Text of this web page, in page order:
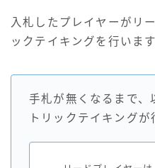
入札したプレイヤーがリ
ックテイキングを行います
手札が無くなるまで、
トリックテイキングが